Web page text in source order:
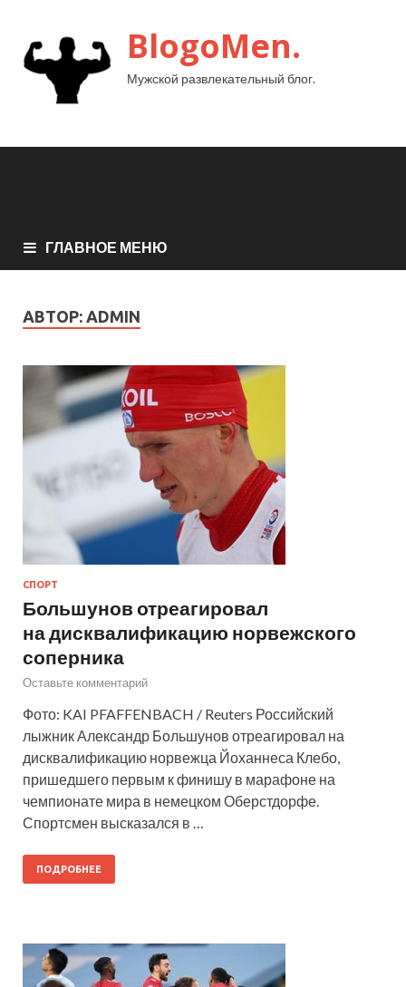
BlogoMen.
Мужской развлекательный блог.
ГЛАВНОЕ МЕНЮ
АВТОР: ADMIN
СПОРТ
Большунов отреагировал
на дисквалификацию норвежского
соперника
Оставьте комментарий
Фото: KAI PFAFFENBACH / Reuters Российский
лыжник Александр Большунов отреагировал на
дисквалификацию норвежца Йоханнеса Клебо,
пришедшего первым к финишу в марафоне на
чемпионате мира в немецком Оберстдорфе.
Спортсмен высказался в …
ПОДРОБНЕЕ